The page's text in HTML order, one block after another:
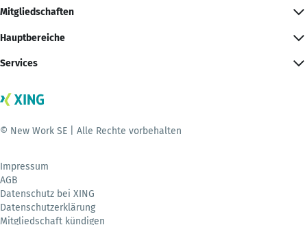
Mitgliedschaften
Hauptbereiche
Services
© New Work SE | Alle Rechte vorbehalten
Impressum
AGB
Datenschutz bei XING
Datenschutzerklärung
Mitgliedschaft kündigen